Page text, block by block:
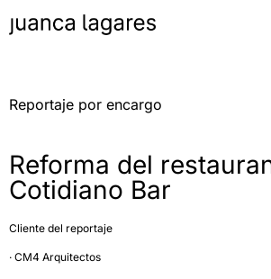
Reportaje por encargo
Reforma del
Cotidiano Bar
Cliente del reportaje
· CM4 Arquitectos